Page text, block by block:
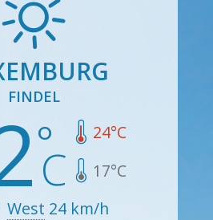
FINDEL
24°C
17°C
West 24 km/h